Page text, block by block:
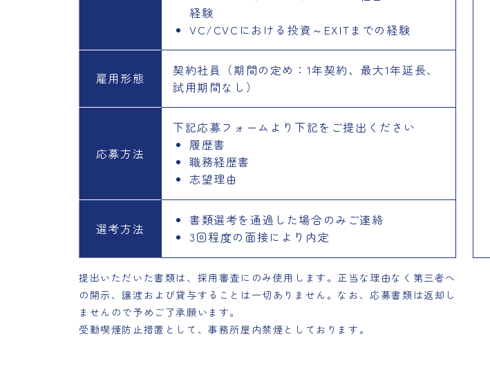
経験
VC/CVCにおける投資～EXITまでの経験
雇用形態
契約社員（期間の定め：1年契約、最大1年延長、
試用期間なし）
応募方法
下記応募フォームより下記をご提出ください
履歴書
職務経歴書
志望理由
選考方法
書類選考を通過した場合のみご連絡
3回程度の面接により内定
提出いただいた書類は、採用審査にのみ使用します。正当な理由なく第三者へ
の開示、譲渡および貸与することは一切ありません。なお、応募書類は返却し
ませんので予めご了承願います。
受動喫煙防止措置として、事務所屋内禁煙としております。